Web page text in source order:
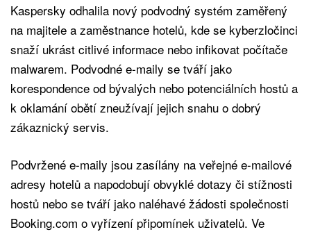
Kaspersky odhalila nový podvodný systém zaměřený
na majitele a zaměstnance hotelů, kde se kyberzločinci
snaží ukrást citlivé informace nebo infikovat počítače
malwarem. Podvodné e-maily se tváří jako
korespondence od bývalých nebo potenciálních hostů a
k oklamání obětí zneužívají jejich snahu o dobrý
zákaznický servis.
Podvržené e-maily jsou zasílány na veřejné e-mailové
adresy hotelů a napodobují obvyklé dotazy či stížnosti
hostů nebo se tváří jako naléhavé žádosti společnosti
Booking.com o vyřízení připomínek uživatelů. Ve